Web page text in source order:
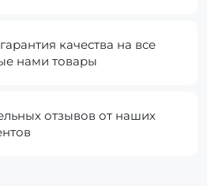
качества на все
нами товары
отзывов от наших